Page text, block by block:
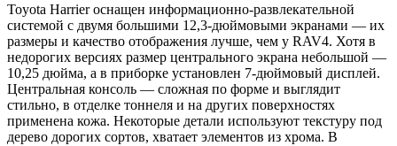
Toyota Harrier оснащен информационно-развлекательной
системой с двумя большими 12,3-дюймовыми экранами — их
размеры и качество отображения лучше, чем у RAV4. Хотя в
недорогих версиях размер центрального экрана небольшой —
10,25 дюйма, а в приборке установлен 7-дюймовый дисплей.
Центральная консоль — сложная по форме и выглядит
стильно, в отделке тоннеля и на других поверхностях
применена кожа. Некоторые детали используют текстуру под
дерево дорогих сортов, хватает элементов из хрома. В